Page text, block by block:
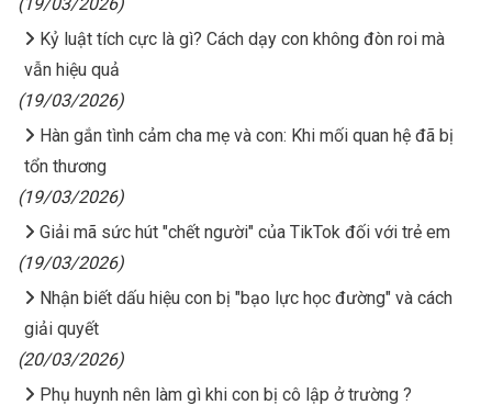
Kỷ luật tích cực là gì? Cách dạy con không đòn roi mà
vẫn hiệu quả
(19/03/2026)
Hàn gắn tình cảm cha mẹ và con: Khi mối quan hệ đã bị
tổn thương
(19/03/2026)
Giải mã sức hút "chết người" của TikTok đối với trẻ em
(19/03/2026)
Nhận biết dấu hiệu con bị "bạo lực học đường" và cách
giải quyết
(20/03/2026)
Phụ huynh nên làm gì khi con bị cô lập ở trường ?